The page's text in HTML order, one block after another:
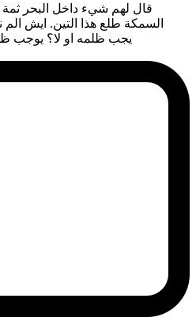
قال لهم شيء داخل البحر
السمكة طلع هذا التين. ايش
يجب ظلمه او لا؟ يوجب